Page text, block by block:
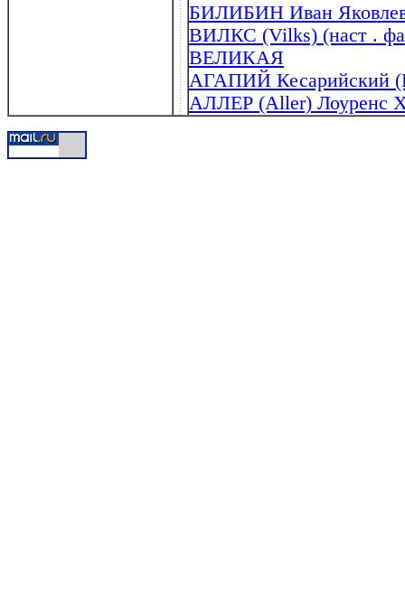
БИЛИБИН Иван
ВИЛКС (Vilks) (наст .
ВЕЛИКАЯ
АГАПИЙ Кесарийский
АЛЛЕР (Aller) Лоуренс